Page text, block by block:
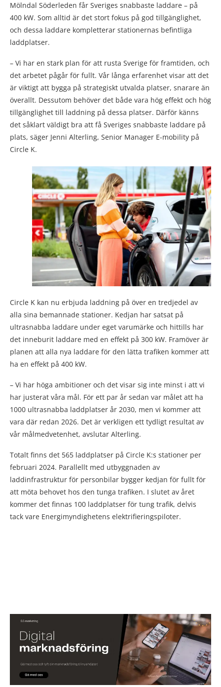
Mölndal Söderleden får Sveriges snabbaste laddare – på
400 kW. Som alltid är det stort fokus på god tillgänglighet,
och dessa laddare kompletterar stationernas befintliga
laddplatser.
– Vi har en stark plan för att rusta Sverige för framtiden, och
det arbetet pågår för fullt. Vår långa erfarenhet visar att det
är viktigt att bygga på strategiskt utvalda platser, snarare än
överallt. Dessutom behöver det både vara hög effekt och hög
tillgänglighet till laddning på dessa platser. Därför känns
det såklart väldigt bra att få Sveriges snabbaste laddare på
plats, säger Jenni Alterling, Senior Manager E-mobility på
Circle K.
Circle K kan nu erbjuda laddning på över en tredjedel av
alla sina bemannade stationer. Kedjan har satsat på
ultrasnabba laddare under eget varumärke och hittills har
det inneburit laddare med en effekt på 300 kW. Framöver är
planen att alla nya laddare för den lätta trafiken kommer att
ha en effekt på 400 kW.
– Vi har höga ambitioner och det visar sig inte minst i att vi
har justerat våra mål. För ett par år sedan var målet att ha
1000 ultrasnabba laddplatser år 2030, men vi kommer att
vara där redan 2026. Det är verkligen ett tydligt resultat av
vår målmedvetenhet, avslutar Alterling.
Totalt finns det 565 laddplatser på Circle K:s stationer per
februari 2024. Parallellt med utbyggnaden av
laddinfrastruktur för personbilar bygger kedjan för fullt för
att möta behovet hos den tunga trafiken. I slutet av året
kommer det finnas 100 laddplatser för tung trafik, delvis
tack vare Energimyndighetens elektrifieringspiloter.